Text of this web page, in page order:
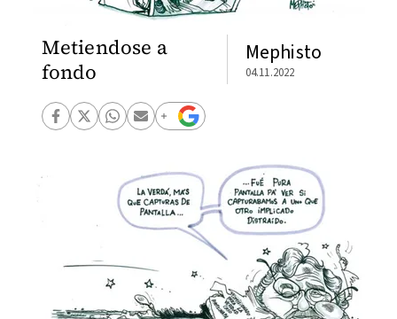
Metiendose a
fondo
Mephisto
04.11.2022